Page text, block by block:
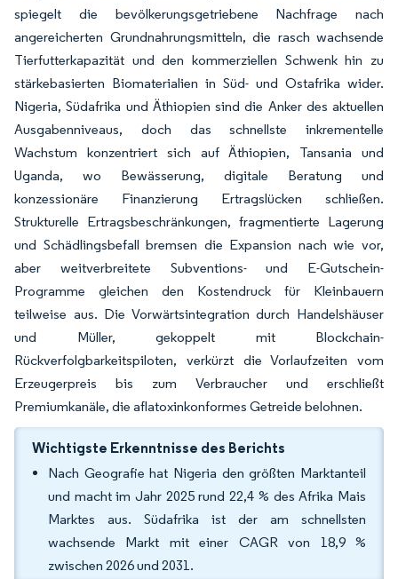
spiegelt die bevölkerungsgetriebene Nachfrage nach
angereicherten Grundnahrungsmitteln, die rasch wachsende
Tierfutterkapazität und den kommerziellen Schwenk hin zu
stärkebasierten Biomaterialien in Süd- und Ostafrika wider.
Nigeria, Südafrika und Äthiopien sind die Anker des aktuellen
Ausgabenniveaus, doch das schnellste inkrementelle
Wachstum konzentriert sich auf Äthiopien, Tansania und
Uganda, wo Bewässerung, digitale Beratung und
konzessionäre Finanzierung Ertragslücken schließen.
Strukturelle Ertragsbeschränkungen, fragmentierte Lagerung
und Schädlingsbefall bremsen die Expansion nach wie vor,
aber weitverbreitete Subventions- und E-Gutschein-
Programme gleichen den Kostendruck für Kleinbauern
teilweise aus. Die Vorwärtsintegration durch Handelshäuser
und Müller, gekoppelt mit Blockchain-
Rückverfolgbarkeitspiloten, verkürzt die Vorlaufzeiten vom
Erzeugerpreis bis zum Verbraucher und erschließt
Premiumkanäle, die aflatoxinkonformes Getreide belohnen.
Wichtigste Erkenntnisse des Berichts
Nach Geografie hat Nigeria den größten Marktanteil
und macht im Jahr 2025 rund 22,4 % des Afrika Mais
Marktes aus. Südafrika ist der am schnellsten
wachsende Markt mit einer CAGR von 18,9 %
zwischen 2026 und 2031.